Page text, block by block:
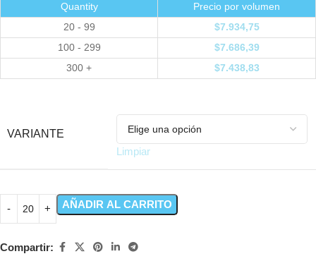
Quantity
Precio por volumen
20 - 99
$7.934,75
100 - 299
$7.686,39
300 +
$7.438,83
VARIANTE
Limpiar
AÑADIR AL CARRITO
Compartir: